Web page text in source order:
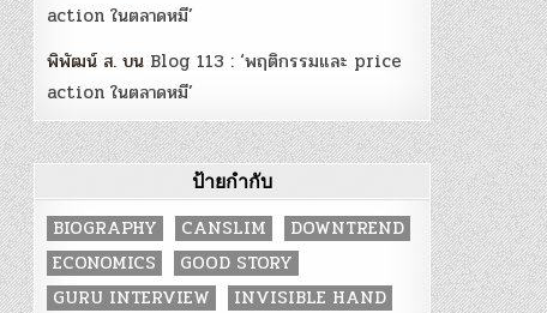
action ในตลาดหมี’
พิพัฒน์ ส. บน Blog 113 : ‘พฤติกรรมและ price
action ในตลาดหมี’
ป้ายกำกับ
BIOGRAPHY CANSLIM
DOWNTREND
ECONOMICS
GOOD STORY
GURU INTERVIEW
INVISIBLE HAND